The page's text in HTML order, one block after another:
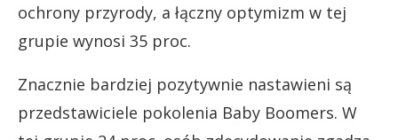
ochrony przyrody, a łączny optymizm w tej
grupie wynosi 35 proc.
Znacznie bardziej pozytywnie nastawieni są
przedstawiciele pokolenia Baby Boomers. W